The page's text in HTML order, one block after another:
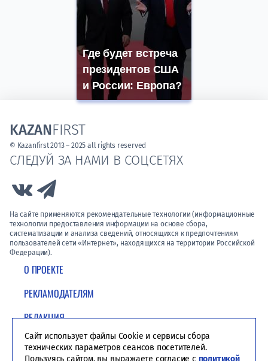
Где будет встреча
президентов США
и России: Европа?
О ПРОЕКТЕ
РЕКЛАМОДАТЕЛЯМ
РЕДАКЦИЯ
ПОЛИТИКА КОНФИДЕНЦИАЛЬНОСТИ
СЛЕДУЙ ЗА НАМИ В СОЦСЕТЯХ
Link to Vk
На сайте применяются рекомендательные технологии (информационные
технологии предоставления информации на основе сбора,
систематизации и анализа сведений, относящихся к предпочтениям
пользователей сети «Интернет», находящихся на территории Российской
Федерации).
KAZANFIRST
© Kazanfirst 2013 – 2025 all rights reserved
Сайт использует файлы Cookie и сервисы сбора
технических параметров сеансов посетителей.
Пользуясь сайтом, вы выражаете согласие с политикой